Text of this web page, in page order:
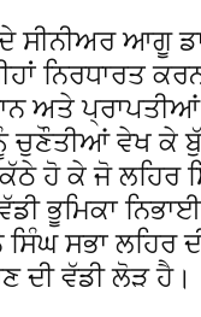
ਆਗੂ
ਨਿਰਧਾਰਤ
ਅਤੇ
ਵੇਖ ਕੇ
ਹੋ ਕੇ ਜੋ ਲਹਿਰ
ਭੂਮਿਕਾ
ਸਿੰਘ ਸਭਾ
ਵੱਡੀ ਲੋੜ ਹੈ।